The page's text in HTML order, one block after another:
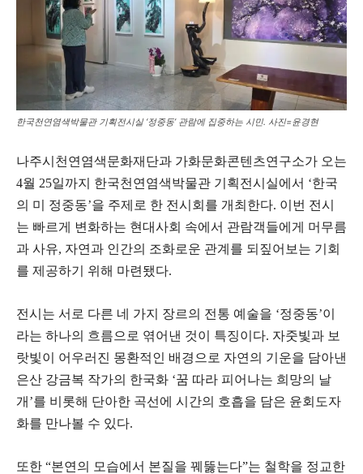
한국천연염색박물관 기획전시실 ‘정중동’ 관람에 집중하는 시민. 사진=윤경현
나주시천연염색문화재단과 가화문화콘텐츠연구소가 오는
4월 25일까지 한국천연염색박물관 기획전시실에서 ‘한국
의 미 정중동’을 주제로 한 전시회를 개최한다. 이번 전시
는 빠르게 변화하는 현대사회 속에서 관람객들에게 머무름
과 사유, 자연과 인간의 조화로운 관계를 되짚어보는 기회
를 제공하기 위해 마련됐다.
전시는 서로 다른 네 가지 장르의 전통 예술을 ‘정중동’이
라는 하나의 흐름으로 엮어낸 것이 특징이다. 자줏빛과 보
랏빛이 어우러진 몽환적인 배경으로 자연의 기운을 담아낸
은산 강금복 작가의 한국화 ‘꿈 따라 피어나는 희망의 날
개’를 비롯해 단아한 곡선에 시간의 호흡을 담은 윤회도자
화를 만나볼 수 있다.
또한 “본연의 모습에서 본질을 꿰뚫는다”는 철학을 정교한